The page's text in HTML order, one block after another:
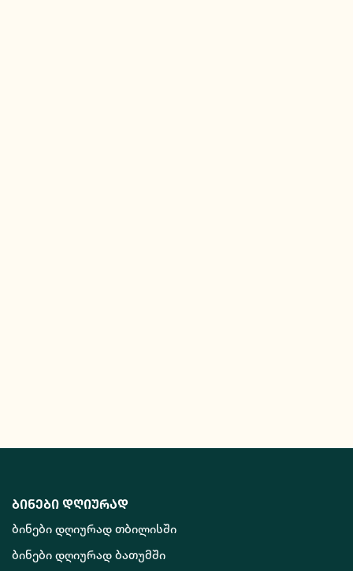
ბინები დღიურად
ბინები დღიურად თბილისში
ბინები დღიურად ბათუმში